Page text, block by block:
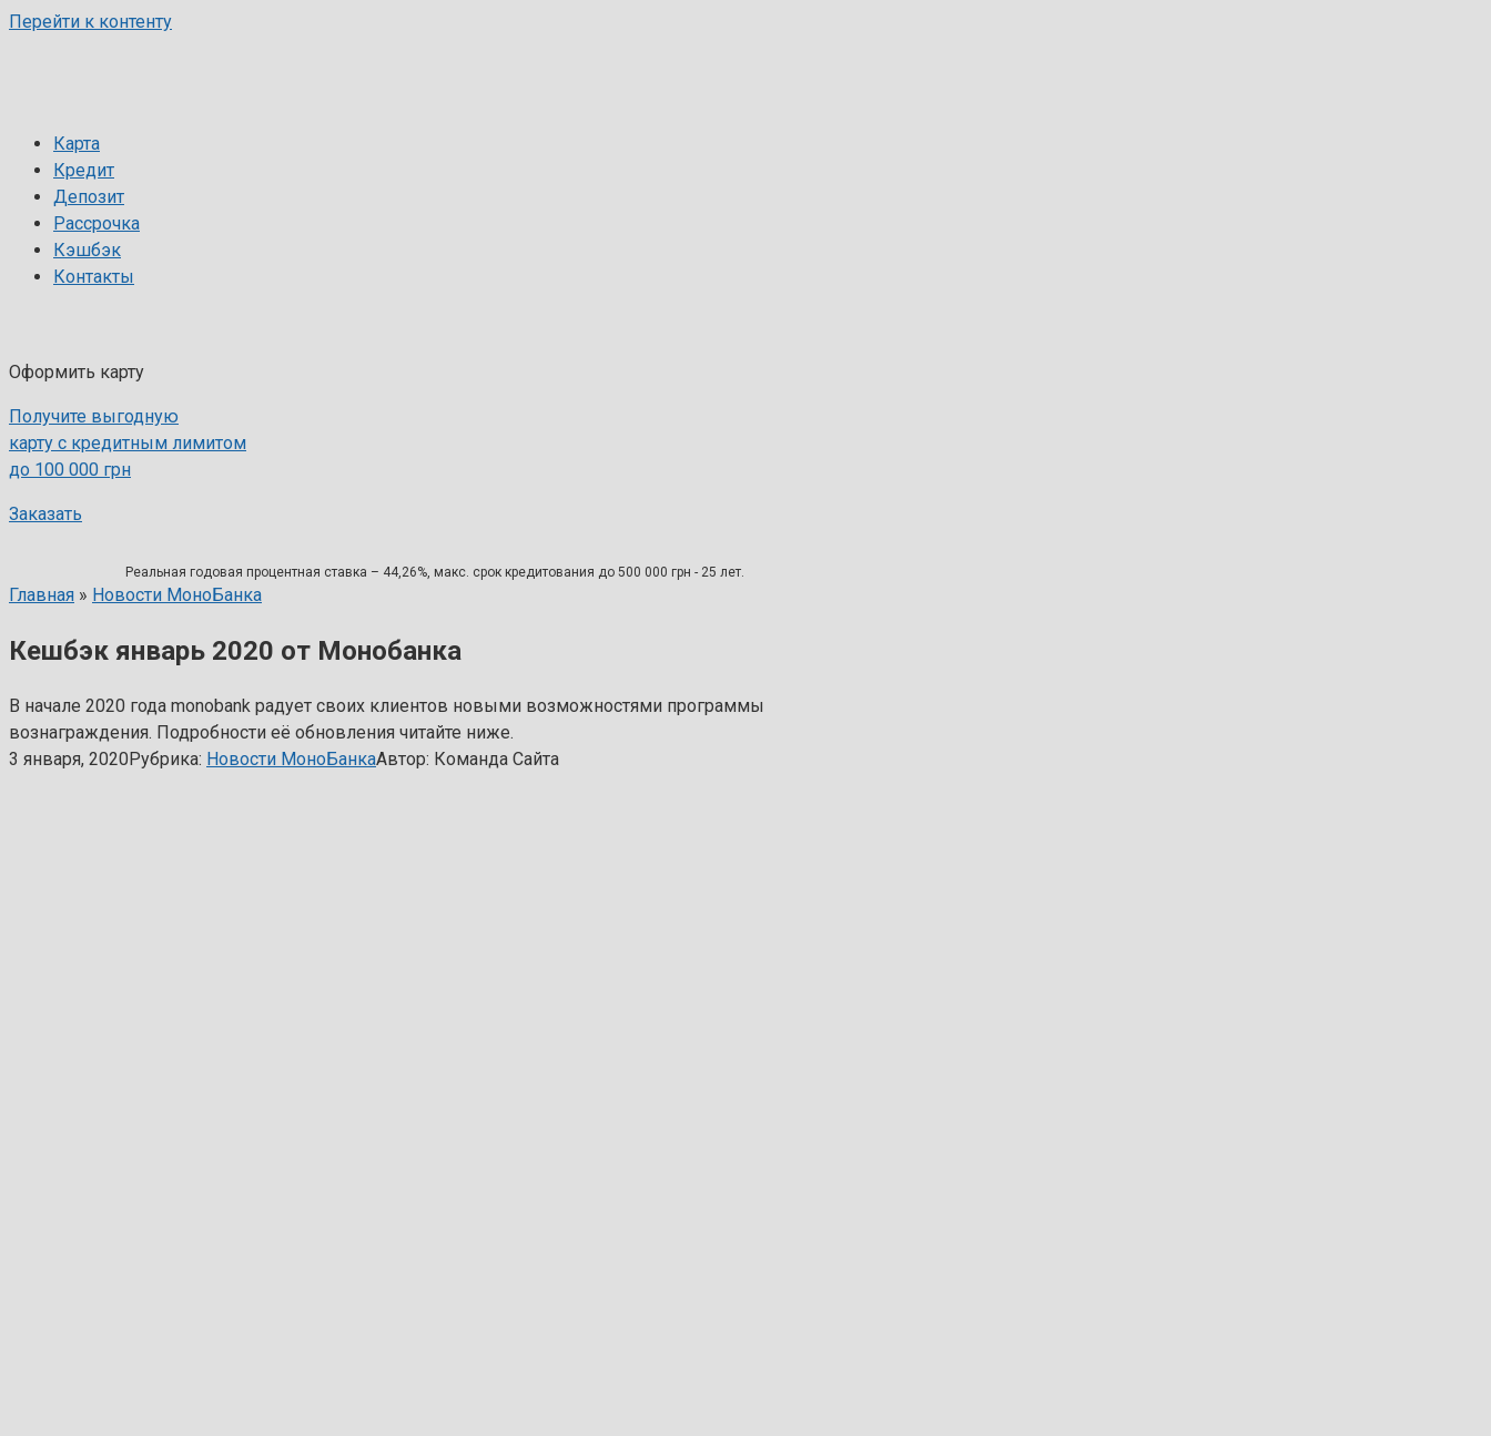
Перейти к контенту
Карта
Кредит
Депозит
Рассрочка
Кэшбэк
Контакты
Оформить карту
Получите выгодную
карту с кредитным лимитом
до 100 000 грн
Заказать
Реальная годовая процентная ставка – 44,26%, макс. срок кредитования до 500 000 грн - 25 лет.
Главная » Новости МоноБанка
Кешбэк январь 2020 от Монобанка
В начале 2020 года monobank радует своих клиентов новыми возможностями программы
вознаграждения. Подробности её обновления читайте ниже.
3 января, 2020Рубрика: Новости МоноБанкаАвтор: Команда Сайта